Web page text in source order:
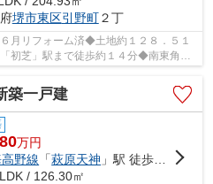
堺市東区引野町２丁
月リフォーム済◆土地約１２８．５１
初芝」駅まで徒歩約１４分◆南東角地
Ｃ＋お庭□シャッタ...
一戸建
万円
野線 「萩原天神 」駅 徒歩21分
/ 126.30㎡